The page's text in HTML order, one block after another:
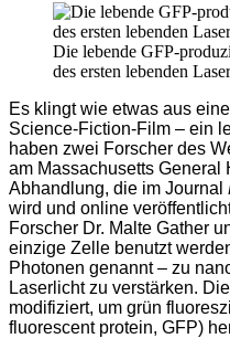
Die lebende GFP-
des ersten lebenden
Es klingt wie etwas aus
Science-Fiction-Film – ein
haben zwei Forscher des
am Massachusetts
Abhandlung, die im Journal
wird und online
Forscher Dr. Malte Gather
einzige Zelle benutzt
Photonen genannt – zu
Laserlicht zu verstärken.
modifiziert, um grün
fluorescent protein, GFP)